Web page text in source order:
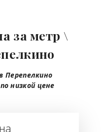
за метр \
Перепелкино
по низкой цене